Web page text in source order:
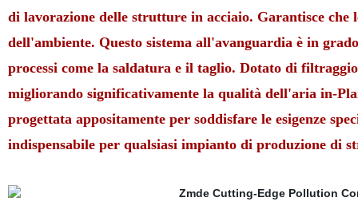
di lavorazione delle strutture in acciaio. Garantisce che
dell'ambiente. Questo sistema all'avanguardia è in
processi come la saldatura e il taglio. Dotato di
migliorando significativamente la qualità dell'aria in-
progettata appositamente per soddisfare le esigenze
indispensabile per qualsiasi impianto di produzione di